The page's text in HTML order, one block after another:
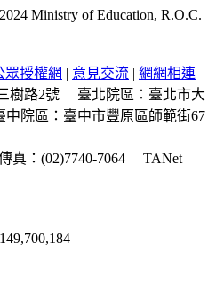
Ministry of Education, R.O.C.
眾授權網 | 意見交流 | 網網相連
樹路2號
臺北院區：臺北市大
中院區：臺中市豐原區師範街67
真：(02)7740-7064
TANet